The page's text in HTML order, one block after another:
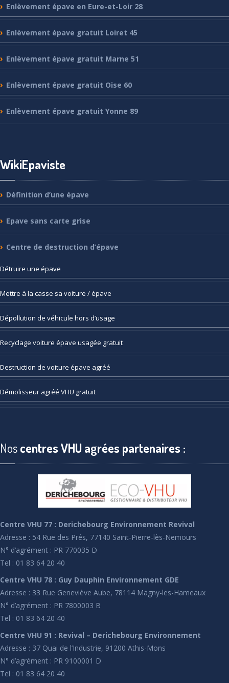
Enlèvement épave en Eure-et-Loir 28
Enlèvement épave gratuit Loiret 45
Enlèvement épave gratuit Marne 51
Enlèvement épave gratuit Oise 60
Enlèvement épave gratuit Yonne 89
WikiEpaviste
Définition d’une épave
Epave sans carte grise
Centre de destruction d’épave
Détruire une épave
Mettre à la casse sa voiture / épave
Dépollution de véhicule hors d’usage
Recyclage voiture épave usagée gratuit
Destruction de voiture épave agréé
Démolisseur agréé VHU gratuit
Noscentres VHU agrées partenaires :
Centre VHU 77 : Derichebourg Environnement Revival
Adresse : 54 Rue des Prés, 77140 Saint-Pierre-lès-Nemours
N° d’agrément : PR 770035 D
Tel : 01 83 64 20 40
Centre VHU 78 : Guy Dauphin Environnement GDE
Adresse : 33 Rue Geneviève Aube, 78114 Magny-les-Hameaux
N° d’agrément : PR 7800003 B
Tel : 01 83 64 20 40
Centre VHU 91 : Revival – Derichebourg Environnement
Adresse : 37 Quai de l’Industrie, 91200 Athis-Mons
N° d’agrément : PR 9100001 D
Tel : 01 83 64 20 40